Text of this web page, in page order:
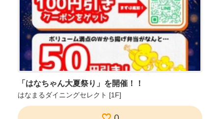
「はなちゃん大夏祭り」を開催！！
はなまるダイニングセレクト [1F]